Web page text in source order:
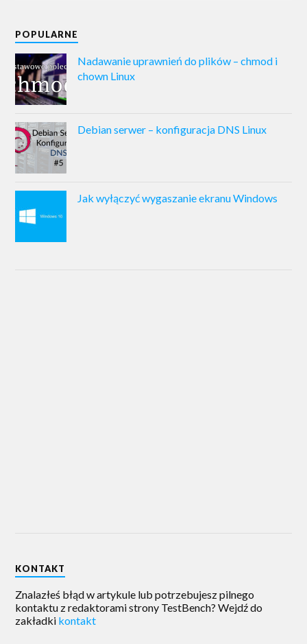
POPULARNE
Nadawanie uprawnień do plików – chmod i
chown Linux
Debian serwer – konfiguracja DNS Linux
Jak wyłączyć wygaszanie ekranu Windows
KONTAKT
Znalazłeś błąd w artykule lub potrzebujesz pilnego
kontaktu z redaktorami strony TestBench? Wejdź do
zakładki kontakt